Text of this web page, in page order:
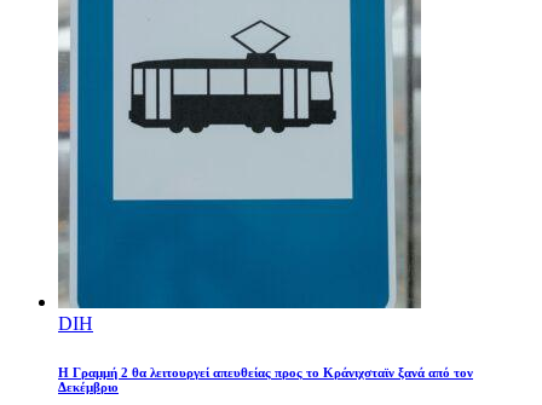
DIH
Η Γραμμή 2 θα λειτουργεί απευθείας προς το Κράνιχσταϊν ξανά από τον
Δεκέμβριο